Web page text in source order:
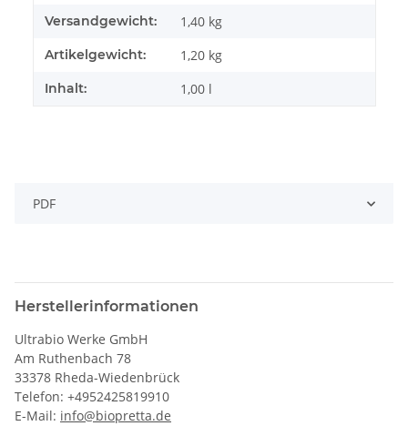
Versandgewicht: 1,40 kg
Artikelgewicht: 1,20 kg
Inhalt: 1,00 l
PDF
Herstellerinformationen
Ultrabio Werke GmbH
Am Ruthenbach 78
33378 Rheda-Wiedenbrück
Telefon: +4952425819910
E-Mail: info@biopretta.de